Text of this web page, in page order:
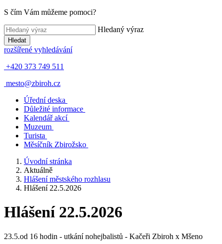
S čím Vám můžeme pomoci?
Hledaný výraz
Hledat
rozšířené vyhledávání
+420 373 749 511
mesto@zbiroh.cz
Úřední deska
Důležité informace
Kalendář akcí
Muzeum
Turista
Měsíčník Zbirožsko
Úvodní stránka
Aktuálně
Hlášení městského rozhlasu
Hlášení 22.5.2026
Hlášení 22.5.2026
23.5.od 16 hodin - utkání nohejbalistů - Kačeři Zbiroh x Mšeno